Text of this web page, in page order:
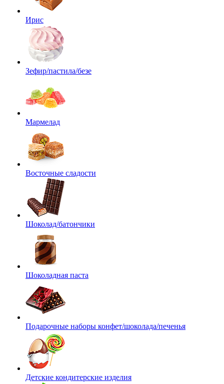
Ирис
Зефир/пастила/безе
Мармелад
Восточные сладости
Шоколад/батончики
Шоколадная паста
Подарочные наборы конфет/шоколада/печенья
Детские кондитерские изделия